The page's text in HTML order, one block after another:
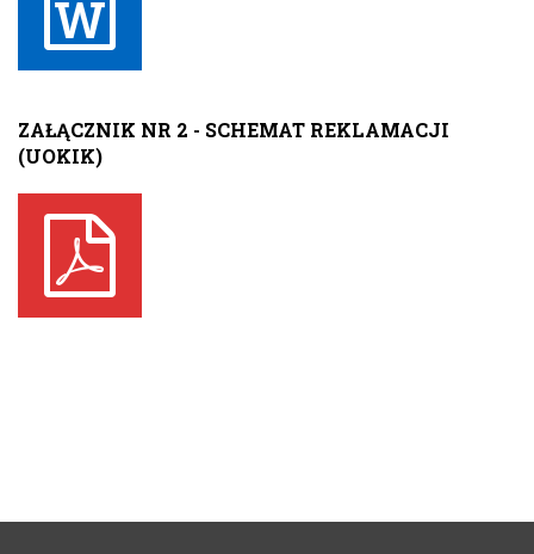
ZAŁĄCZNIK NR 2 - SCHEMAT REKLAMACJI
(UOKIK)